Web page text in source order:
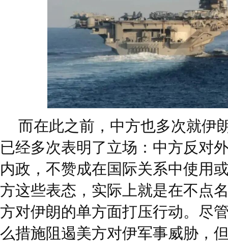
而在此之前，中方也多次就伊
已经多次表明了立场：中方反对
内政，不赞成在国际关系中使用
方这些表态，实际上就是在不点
方对伊朗的单方面打压行动。尽
么措施阻遏美方对伊军事威胁，